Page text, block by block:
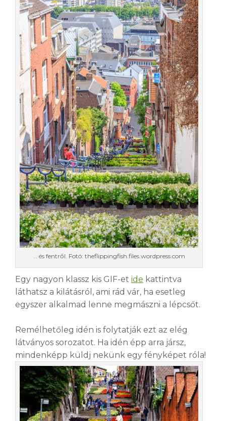
… és fentről. Fotó: theflippingfish.files.wordpress.com
Egy nagyon klassz kis GIF-et ide kattintva
láthatsz a kilátásról, ami rád vár, ha esetleg
egyszer alkalmad lenne megmászni a lépcsőt.
Remélhetőleg idén is folytatják ezt az elég
látványos sorozatot. Ha idén épp arra jársz,
mindenképp küldj nekünk egy fényképet róla!